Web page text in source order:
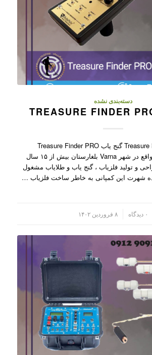
دسته‌بندی نشده
گنج یاب Treasure Finder PRO گنج یاب Treasure Finder PRO
کمپانی Delta Pulse واقع در شهر Varna بلغارستان بیش از ۱۵ سال
و تولید فلزیاب ، گنج یاب و طلایاب مشغول
شهرت این کمپانی به خاطر ساخت فلزیاب …
۰ دیدگاه ۸ فروردین ۱۴۰۲